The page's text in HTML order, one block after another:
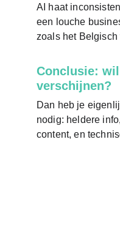
AI haat
een louche
zoals het Belgisch
Conclusie:
verschijnen?
Dan heb je
nodig: heldere
content, en